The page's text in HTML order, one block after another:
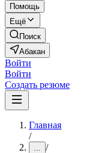
Помощь
Ещё
Поиск
Абакан
Войти
Войти
Создать резюме
Главная
/
... /